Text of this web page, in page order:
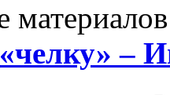
«челку» –